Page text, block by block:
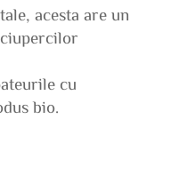
acesta are un
cu
bio.